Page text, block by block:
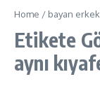
Home / bayan
Etikete
aynı